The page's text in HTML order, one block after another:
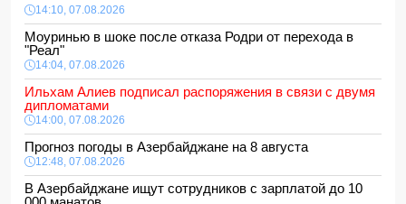
14:10, 07.08.2026
Моуринью в шоке после отказа Родри от перехода в
"Реал"
14:04, 07.08.2026
Ильхам Алиев подписал распоряжения в связи с двумя
дипломатами
14:00, 07.08.2026
Прогноз погоды в Азербайджане на 8 августа
12:48, 07.08.2026
В Азербайджане ищут сотрудников с зарплатой до 10